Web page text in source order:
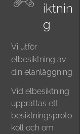
iktnin
g
Vi utför
elbesiktning av
din elanläggning.
Vid elbesiktning
upprättas ett
besiktningsproto
koll och om